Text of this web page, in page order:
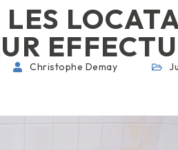
Christophe Demay